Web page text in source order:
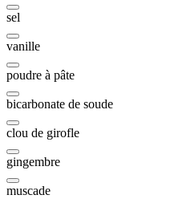
sel
vanille
poudre à pâte
bicarbonate de soude
clou de girofle
gingembre
muscade